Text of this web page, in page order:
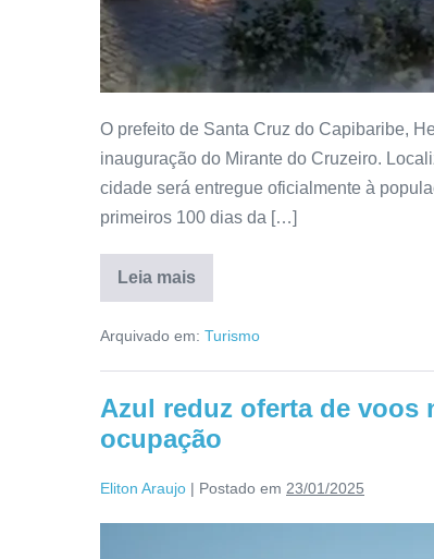
O prefeito de Santa Cruz do Capibaribe,
inauguração do Mirante do Cruzeiro.
cidade será entregue oficialmente à
primeiros 100 dias da […]
Leia mais
Arquivado em: Turismo
Azul reduz oferta de voos
ocupação
Eliton Araujo | Postado em 23/01/2025